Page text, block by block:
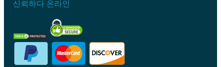
신뢰하다 온라인